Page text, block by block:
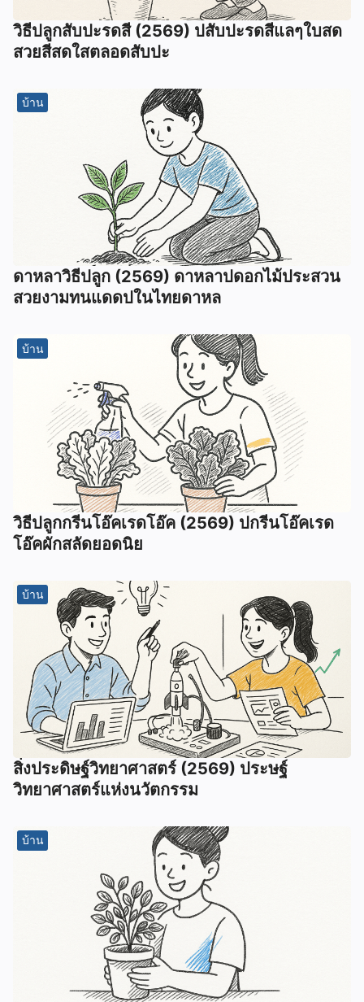
วิธีปลูกสับปะรดสี (2569) ปสับปะรดสีแลๆใบสด
สวยสีสดใสตลอดสับปะ
บ้าน
ดาหลาวิธีปลูก (2569) ดาหลาปดอกไม้ประสวน
สวยงามทนแดดปในไทยดาหล
บ้าน
วิธีปลูกกรีนโอ๊คเรดโอ๊ค (2569) ปกรีนโอ๊คเรด
โอ๊คผักสลัดยอดนิย
บ้าน
สิ่งประดิษฐ์วิทยาศาสตร์ (2569) ประษฐ์
วิทยาศาสตร์แห่งนวัตกรรม
บ้าน